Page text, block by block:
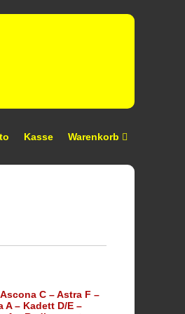
Kasse Warenkorb
C – Astra F –
A – Kadett D/E –